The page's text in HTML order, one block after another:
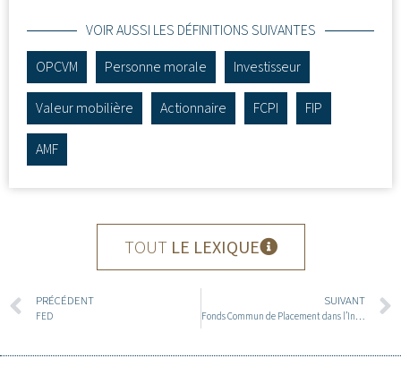
VOIR AUSSI LES DÉFINITIONS SUIVANTES
OPCVM
Personne morale Investisseur
Valeur mobilière Actionnaire FCPI FIP
AMF
TOUT LE LEXIQUE
PRÉCÉDENT
FED
SUIVANT
Fonds Commun de Placement dans l’Innovation